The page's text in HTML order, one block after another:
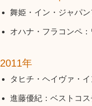
舞姫・イン・ジャパ
オハナ・フラコンペ
2011年
タヒチ・ヘイヴァ・
進藤優紀：ベストコ